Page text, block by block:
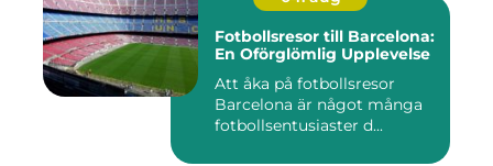
Fotbollsresor till Barcelona:
En Oförglömlig Upplevelse
Att åka på fotbollsresor
Barcelona är något många
fotbollsentusiaster d...